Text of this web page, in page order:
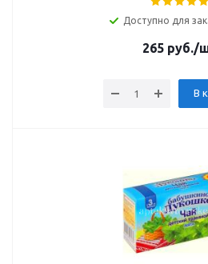
Доступно для
265руб./
В